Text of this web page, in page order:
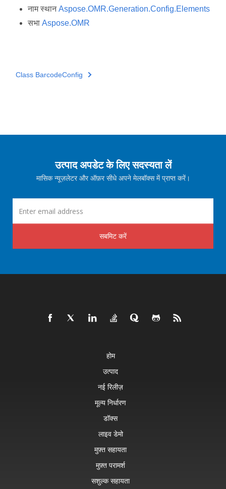
नाम स्थानAspose.OMR.Generation.Config.Elements
सभा Aspose.OMR
Class BarcodeConfig
उत्पाद अपडेट के लिए सदस्यता लें
मासिक न्यूज़लेटर और ऑफ़र सीधे अपने मेलबॉक्स में प्राप्त करें।
सबमिट करें
होम
उत्पाद
नई रिलीज़
मूल्य निर्धारण
डॉक्स
लाइव डेमो
मुफ़्त सहायता
मुफ़्त परामर्श
सशुल्क सहायता